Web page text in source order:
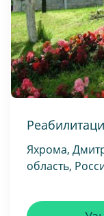
Яхрома,
область,